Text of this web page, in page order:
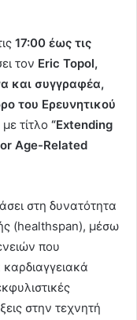
17:00 έως τις
τον Eric Topol,
και συγγραφέα,
του Ερευνητικού
τίτλο “Extending
Age-Related
στη δυνατότητα
(healthspan), μέσω
που
στην τεχνητή